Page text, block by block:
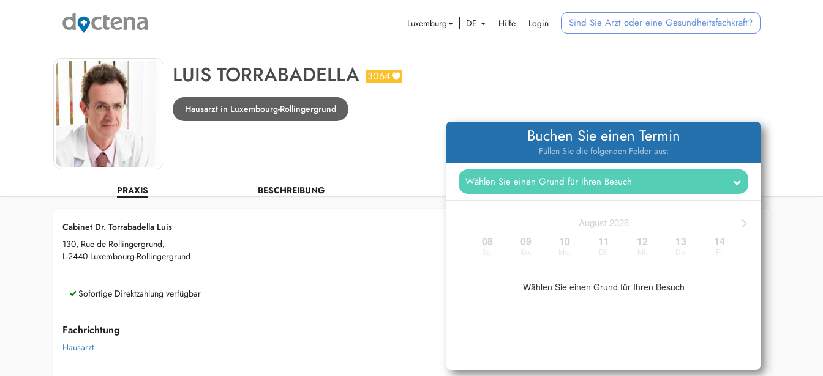
Luxemburg DE Hilfe Login Sind Sie Arzt oder eine Gesundheitsfachkraft?
LUIS TORRABADELLA 3064
Hausarzt in Luxembourg-Rollingergrund
PRAXIS BESCHREIBUNG
Buchen Sie einen Termin
Füllen Sie die folgenden Felder aus:
>
August 2026
08 09 10 11 12 13 14
Wählen Sie einen Grund für Ihren Besuch
Cabinet Dr. Torrabadella Luis
130, Rue de Rollingergrund,
L-2440 Luxembourg-Rollingergrund
Sofortige Direktzahlung verfügbar
Fachrichtung
Hausarzt